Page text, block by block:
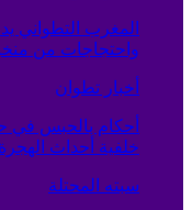
المغرب التطواني
واحتجاجات من
أخبار تطوان
أحكام بالحبس في
خلفية أحداث
سبته المحتلة